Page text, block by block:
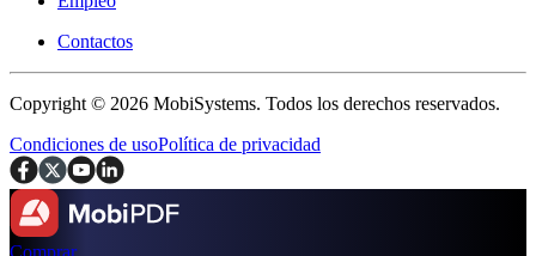
Contactos
Copyright © 2026 MobiSystems. Todos los derechos reservados.
Condiciones de usoPolítica de privacidad